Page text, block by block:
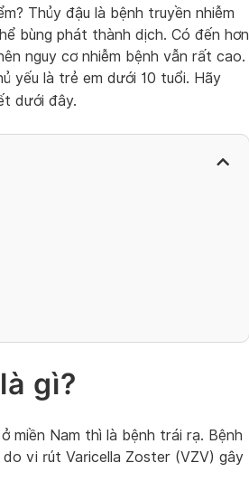
Thủy đậu là bệnh truyền nhiễm
bùng phát thành dịch. Có đến hơn
nguy cơ nhiễm bệnh vẫn rất cao.
yếu là trẻ em dưới 10 tuổi. Hãy
dưới đây.
gì?
miền Nam thì là bệnh trái rạ. Bệnh
vi rút Varicella Zoster (VZV) gây